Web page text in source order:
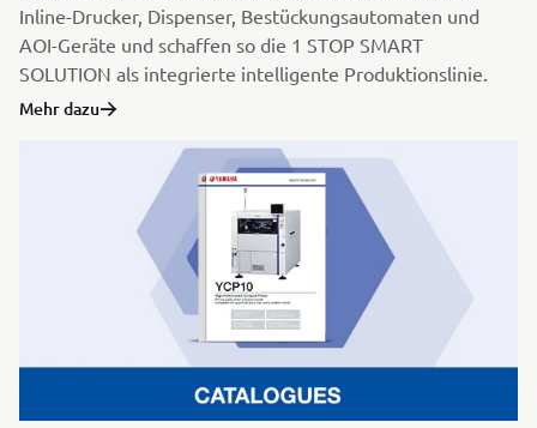
Inline-Drucker, Dispenser, Bestückungsautomaten und
AOI-Geräte und schaffen so die 1 STOP SMART
SOLUTION als integrierte intelligente Produktionslinie.
Mehr dazu